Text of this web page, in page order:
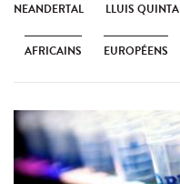
NEANDERTAL LLUIS
AFRICAINS EUROPÉENS